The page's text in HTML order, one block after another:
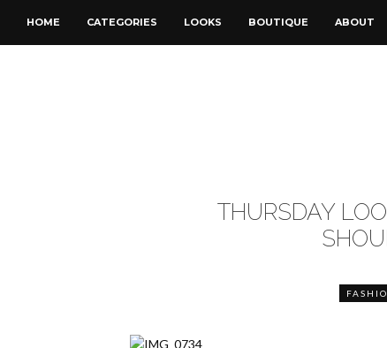
HOME CATEGORIES LOOKS BOUTIQUE ABOUT
THURSDAY